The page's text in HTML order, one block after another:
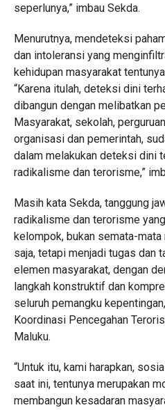
seperlunya,” imbau Sekda.
Menurutnya, mendeteksi
dan intoleransi yang
kehidupan masyarakat
“Karena itulah, deteksi dini
dibangun dengan melibatkan
Masyarakat, sekolah,
organisasi dan pemerintah,
dalam melakukan deteksi dini
radikalisme dan terorisme,”
Masih kata Sekda, tanggung
radikalisme dan terorisme
kelompok, bukan semata-
saja, tetapi menjadi tugas dan
elemen masyarakat, dengan
langkah konstruktif dan
seluruh pemangku
Koordinasi Pencegahan
Maluku.
“Untuk itu, kami harapkan,
saat ini, tentunya merupakan
membangun kesadaran